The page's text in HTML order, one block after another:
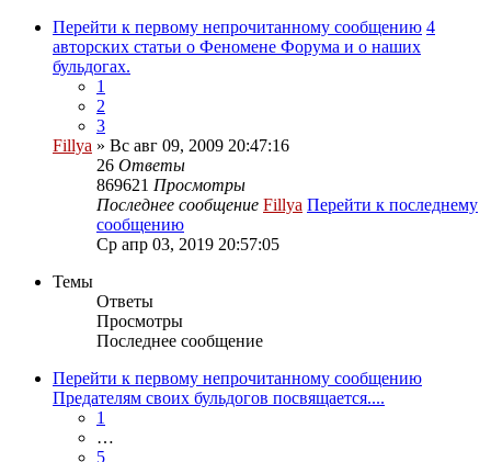
Перейти к первому непрочитанному сообщению 4
авторских статьи о Феномене Форума и о наших
бульдогах.
1
2
3
Fillya » Вс авг 09, 2009 20:47:16
26 Ответы
869621 Просмотры
Последнее сообщение Fillya Перейти к последнему
сообщению
Ср апр 03, 2019 20:57:05
Темы
Ответы
Просмотры
Последнее сообщение
Перейти к первому непрочитанному сообщению
Предателям своих бульдогов посвящается....
1
…
5